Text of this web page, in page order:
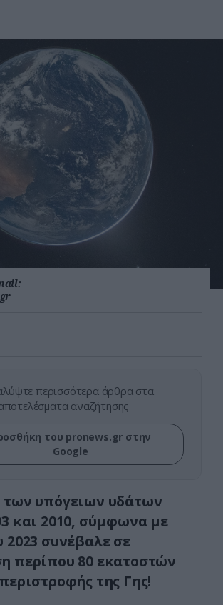
περισσότερα άρθρα στα
αναζήτησης
του pronews.gr στην
Google
υπόγειων υδάτων
και 2010, σύμφωνα με
2023 συνέβαλε σε
περίπου 80 εκατοστών
της Γης!